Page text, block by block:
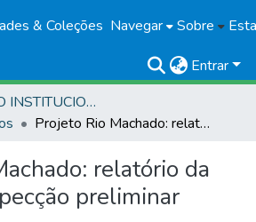
& Coleções Navegar Sobre
Entrar
PRODUÇÃO INSTITUCIONAL
Projeto Rio Machado: relatório da fase de prospecção preliminar
relatório da
preliminar